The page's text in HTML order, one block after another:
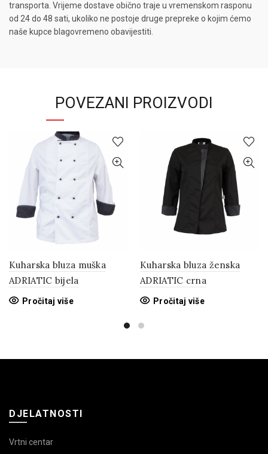
transporta. Vrijeme dostave obično traje u vremenskom rasponu
od 24 do 48 sati, ukoliko ne postoje druge prepreke o kojim ćemo
naše kupce blagovremeno obavijestiti.
POVEZANI PROIZVODI
Kuharska bluza muška
ADRIATIC bijela
Pročitaj više
Kuharska bluza ženska
ADRIATIC crna
Pročitaj više
DJELATNOSTI
Vrtni centar